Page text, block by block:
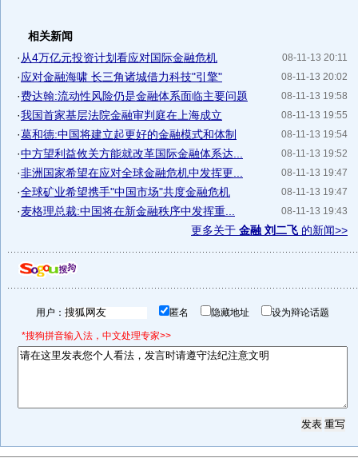
相关新闻
08-11-13 20:11
· 从4万亿元投资计划看应对国际金融危机
08-11-13 20:02
·应对金融海啸 长三角诸城借力科技"引擎"
08-11-13 19:58
·费达翰:流动性风险仍是金融体系面临主要问题
08-11-13 19:55
·我国首家基层法院金融审判庭在上海成立
08-11-13 19:54
·葛和德:中国将建立起更好的金融模式和体制
08-11-13 19:52
·中方望利益攸关方能就改革国际金融体系达...
08-11-13 19:47
·非洲国家希望在应对全球金融危机中发挥更...
08-11-13 19:47
·全球矿业希望携手"中国市场"共度金融危机
08-11-13 19:43
·麦格理总裁:中国将在新金融秩序中发挥重...
更多关于 金融 刘二飞 的新闻>>
用户： 匿名 隐藏地址 设为辩论话题
*搜狗拼音输入法，中文处理专家>>